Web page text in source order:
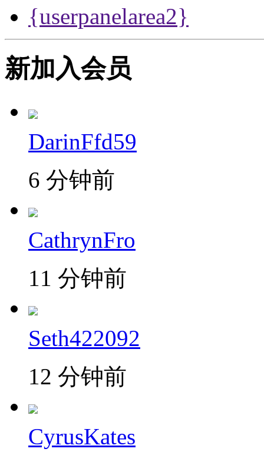
{userpanelarea2}
新加入会员
DarinFfd59
6 分钟前
CathrynFro
11 分钟前
Seth422092
12 分钟前
CyrusKates